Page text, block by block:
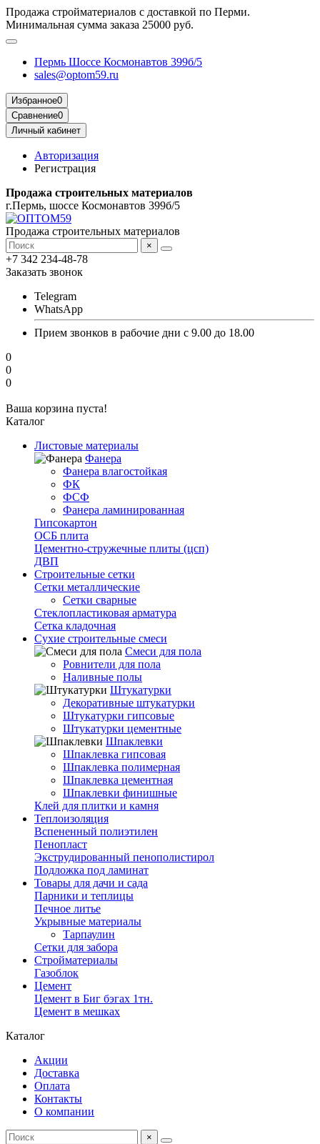
Продажа стройматериалов с доставкой по Перми.
Минимальная сумма заказа 25000 руб.
Пермь Шоссе Космонавтов 399б/5
sales@optom59.ru
Избранное0
Сравнение0
Личный кабинет
Авторизация
Регистрация
Продажа строительных материалов
г.Пермь, шоссе Космонавтов 399б/5
Продажа строительных материалов
×
+7 342 234-48-78
Заказать звонок
Telegram
WhatsApp
Прием звонков в рабочие дни с 9.00 до 18.00
0
0
0
Ваша корзина пуста!
Каталог
Листовые материалы
Фанера
Фанера влагостойкая
ФК
ФСФ
Фанера ламинированная
Гипсокартон
ОСБ плита
Цементно-стружечные плиты (цсп)
ДВП
Строительные сетки
Сетки металлические
Сетки сварные
Стеклопластиковая арматура
Сетка кладочная
Сухие строительные смеси
Смеси для пола
Ровнители для пола
Наливные полы
Штукатурки
Декоративные штукатурки
Штукатурки гипсовые
Штукатурки цементные
Шпаклевки
Шпаклевка гипсовая
Шпаклевка полимерная
Шпаклевка цементная
Шпаклевки финишные
Клей для плитки и камня
Теплоизоляция
Вспененный полиэтилен
Пенопласт
Экструдированный пенополистирол
Подложка под ламинат
Товары для дачи и сада
Парники и теплицы
Печное литье
Укрывные материалы
Тарпаулин
Сетки для забора
Стройматериалы
Газоблок
Цемент
Цемент в Биг бэгах 1тн.
Цемент в мешках
Каталог
Акции
Доставка
Оплата
Контакты
О компании
×